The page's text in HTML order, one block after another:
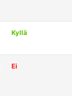
Kyllä
Ei